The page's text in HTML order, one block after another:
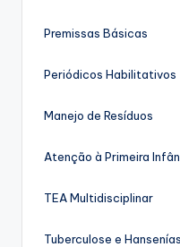
Premissas Básicas
Periódicos Habilitativos
Manejo de Resíduos
Atenção à Primeira
TEA Multidisciplinar
Tuberculose e